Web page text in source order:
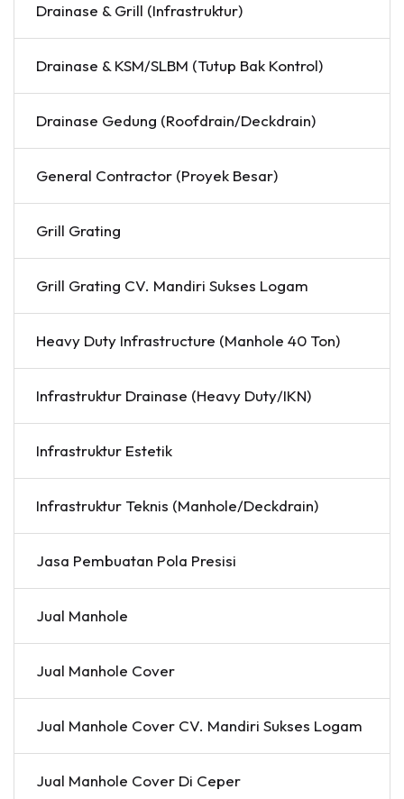
Drainase & Grill (Infrastruktur)
Drainase & KSM/SLBM (Tutup Bak Kontrol)
Drainase Gedung (Roofdrain/Deckdrain)
General Contractor (Proyek Besar)
Grill Grating
Grill Grating CV. Mandiri Sukses Logam
Heavy Duty Infrastructure (Manhole 40 Ton)
Infrastruktur Drainase (Heavy Duty/IKN)
Infrastruktur Estetik
Infrastruktur Teknis (Manhole/Deckdrain)
Jasa Pembuatan Pola Presisi
Jual Manhole
Jual Manhole Cover
Jual Manhole Cover CV. Mandiri Sukses Logam
Jual Manhole Cover Di Ceper